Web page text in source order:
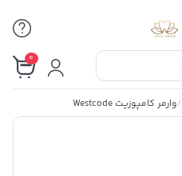
0
/وارمر کامپوزیت Westcode